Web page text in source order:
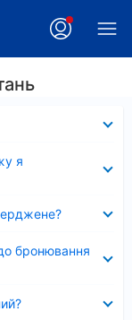
я
бронювання